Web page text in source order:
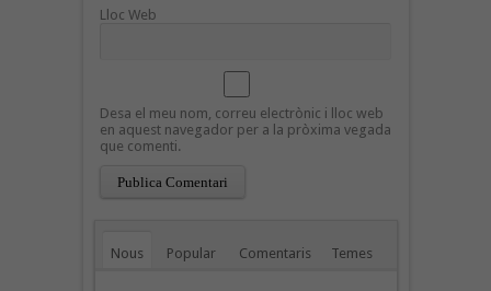
Lloc Web
Desa el meu nom, correu electrònic i lloc web
en aquest navegador per a la pròxima vegada
que comenti.
Nous Popular Comentaris Temes